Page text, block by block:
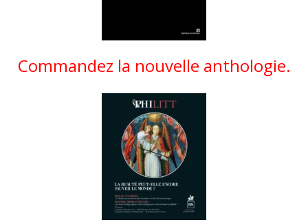
Commandez la nouvelle anthologie.